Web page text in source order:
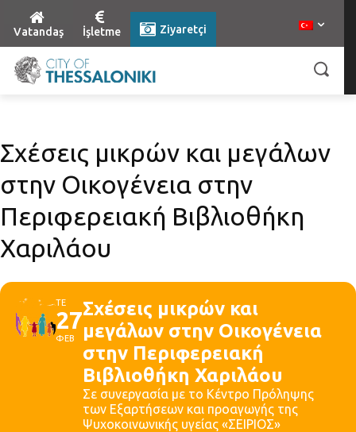
Vatandaş İşletme Ziyaretçi
Σχέσεις μικρών και μεγάλων
στην Οικογένεια στην
Περιφερειακή Βιβλιοθήκη
Χαριλάου
ΤΕ
27
ΦΕΒ
Σχέσεις μικρών και
μεγάλων στην Οικογένεια
στην Περιφερειακή
Βιβλιοθήκη Χαριλάου
Σε συνεργασία με το Κέντρο Πρόληψης
των Εξαρτήσεων και προαγωγής της
Ψυχοκοινωνικής υγείας «ΣΕΙΡΙΟΣ»